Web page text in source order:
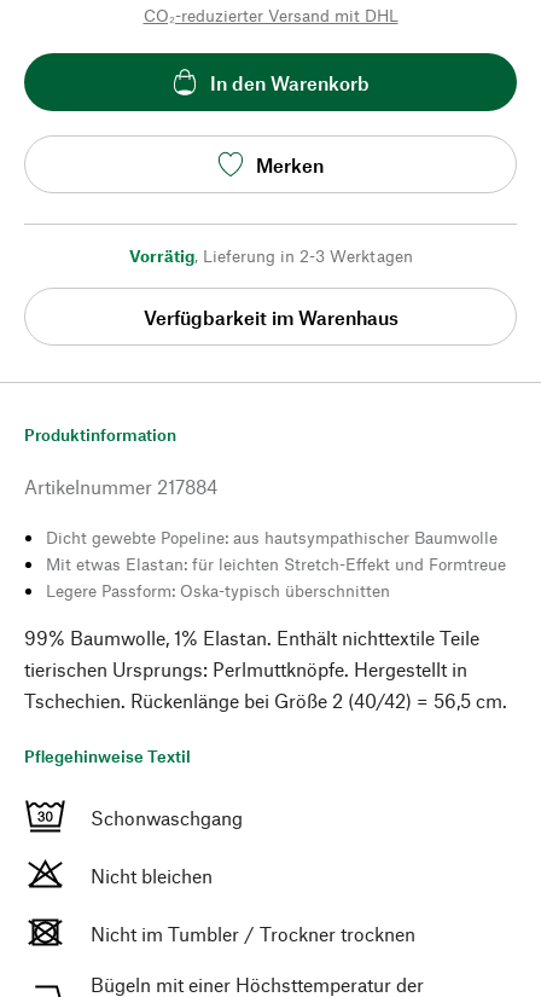
CO₂-reduzierter Versand mit DHL
In den Warenkorb
Merken
Vorrätig, Lieferung in 2-3 Werktagen
Verfügbarkeit im Warenhaus
Produktinformation
Artikelnummer 217884
Dicht gewebte Popeline: aus hautsympathischer Baumwolle
Mit etwas Elastan: für leichten Stretch-Effekt und Formtreue
Legere Passform: Oska-typisch überschnitten
99% Baumwolle, 1% Elastan. Enthält nichttextile Teile
tierischen Ursprungs: Perlmuttknöpfe. Hergestellt in
Tschechien. Rückenlänge bei Größe 2 (40/42) = 56,5 cm.
Pflegehinweise Textil
Schonwaschgang
Nicht bleichen
Nicht im Tumbler / Trockner trocknen
Bügeln mit einer Höchsttemperatur der